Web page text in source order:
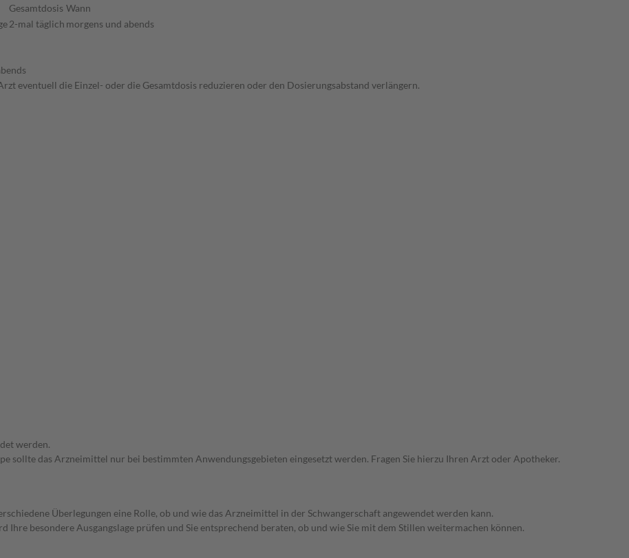
Gesamtdosis Wann
2-mal täglich morgens und abends
eventuell die Einzel- oder die Gesamtdosis reduzieren oder den Dosierungsabstand verlängern.
werden.
sollte das Arzneimittel nur bei bestimmten Anwendungsgebieten eingesetzt werden. Fragen Sie hierzu Ihren Arzt oder Apotheker.
Überlegungen eine Rolle, ob und wie das Arzneimittel in der Schwangerschaft angewendet werden kann.
Ihre besondere Ausgangslage prüfen und Sie entsprechend beraten, ob und wie Sie mit dem Stillen weitermachen können.